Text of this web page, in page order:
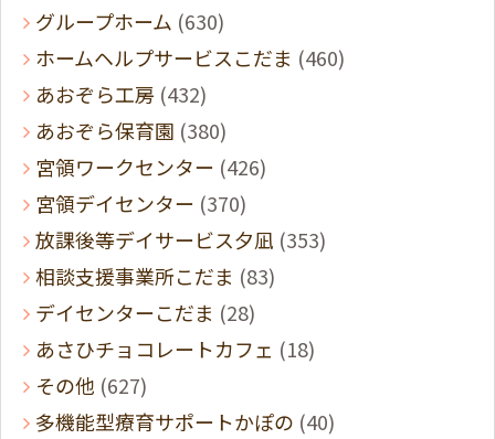
グループホーム (630)
ホームヘルプサービスこだま (460)
あおぞら工房 (432)
あおぞら保育園 (380)
宮領ワークセンター (426)
宮領デイセンター (370)
放課後等デイサービス夕凪 (353)
相談支援事業所こだま (83)
デイセンターこだま (28)
あさひチョコレートカフェ (18)
その他 (627)
多機能型療育サポートかぽの (40)